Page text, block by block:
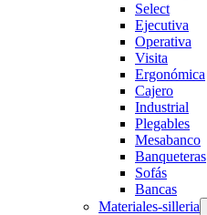
Select
Ejecutiva
Operativa
Visita
Ergonómica
Cajero
Industrial
Plegables
Mesabanco
Banqueteras
Sofás
Bancas
Materiales-silleria